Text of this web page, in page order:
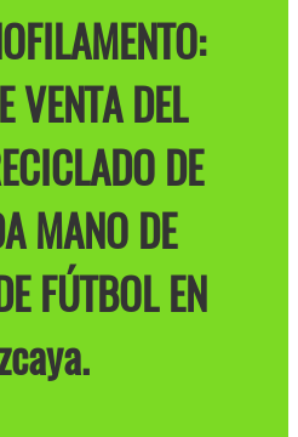
VENTA DEL
DE
MANO DE
FÚTBOL EN